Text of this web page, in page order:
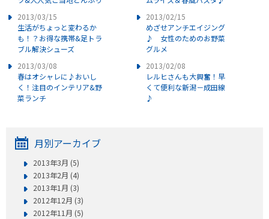
2013/03/15
生活がちょっと変わるか
も！？お得な携帯&足トラ
ブル解決シューズ
2013/03/08
春はオシャレに♪おいし
く！注目のインテリア&野
菜ランチ
2013/02/15
めざせアンチエイジング
♪ 女性のためのお野菜
グルメ
2013/02/08
レルヒさんも大興奮！早
くて便利な新潟－成田線
♪
月別アーカイブ
2013年3月 (5)
2013年2月 (4)
2013年1月 (3)
2012年12月 (3)
2012年11月 (5)